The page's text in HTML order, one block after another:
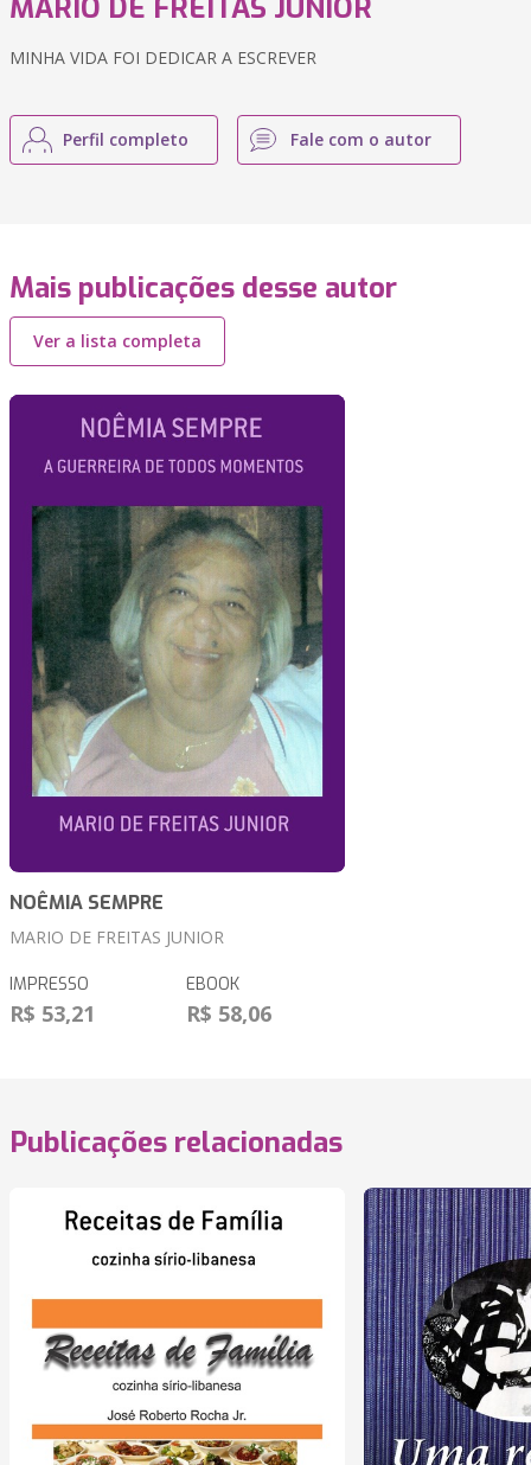
MARIO DE FREITAS JUNIOR
MINHA VIDA FOI DEDICAR A ESCREVER
Perfil completo Fale com o autor
Mais publicações desse autor
Ver a lista completa
NOÊMIA SEMPRE
MARIO DE FREITAS JUNIOR
IMPRESSO
R$ 53,21
EBOOK
R$ 58,06
Publicações relacionadas